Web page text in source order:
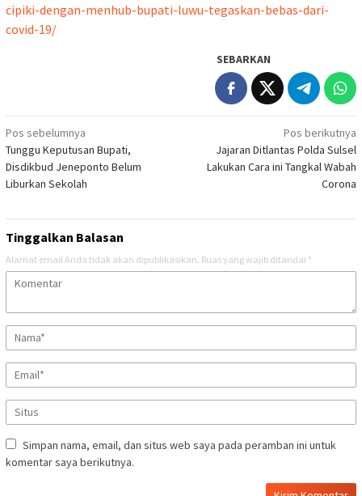
cipiki-dengan-menhub-bupati-luwu-tegaskan-bebas-dari-
covid-19/
SEBARKAN
Navigasi
pos
Pos sebelumnya
Tunggu Keputusan Bupati,
Disdikbud Jeneponto Belum
Liburkan Sekolah
Pos berikutnya
Jajaran Ditlantas Polda Sulsel
Lakukan Cara ini Tangkal Wabah
Corona
Tinggalkan Balasan
Alamat email Anda tidak akan dipublikasikan. Ruas yang wajib ditandai *
Simpan nama, email, dan situs web saya pada peramban ini untuk
komentar saya berikutnya.